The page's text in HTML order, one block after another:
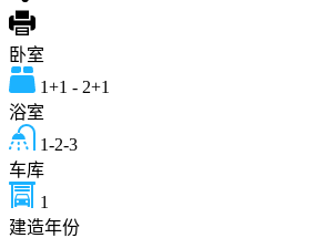
卧室
1+1 - 2+1
浴室
1-2-3
车库
1
建造年份